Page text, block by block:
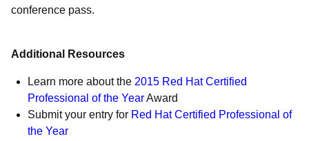
conference pass.
Additional Resources
Learn more about the 2015 Red Hat Certified
Professional of the YearAward
Submit your entry for Red Hat Certified Professional of
the Year